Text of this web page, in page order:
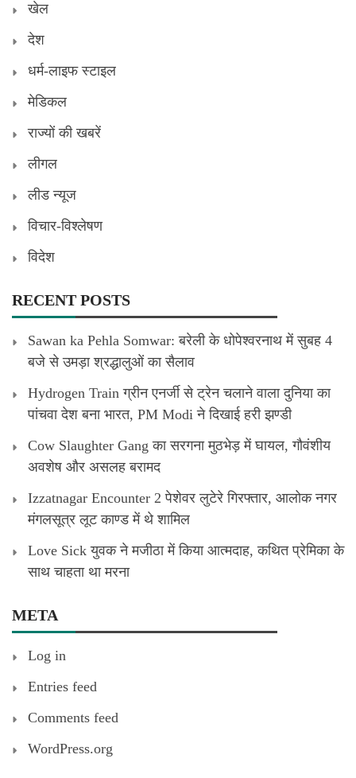
खेल
देश
धर्म-लाइफ स्टाइल
मेडिकल
राज्यों की खबरें
लीगल
लीड न्यूज
विचार-विश्लेषण
विदेश
RECENT POSTS
Sawan ka Pehla Somwar: बरेली के धोपेश्वरनाथ में सुबह 4
बजे से उमड़ा श्रद्धालुओं का सैलाव
Hydrogen Train ग्रीन एनर्जी से ट्रेन चलाने वाला दुनिया का
पांचवा देश बना भारत, PM Modi ने दिखाई हरी झण्डी
Cow Slaughter Gang का सरगना मुठभेड़ में घायल, गौवंशीय
अवशेष और असलह बरामद
Izzatnagar Encounter 2 पेशेवर लुटेरे गिरफ्तार, आलोक नगर
मंगलसूत्र लूट काण्‍ड में थे शामिल
Love Sick युवक ने मजीठा में किया आत्मदाह, कथित प्रेमिका के
साथ चाहता था मरना
META
Log in
Entries feed
Comments feed
WordPress.org